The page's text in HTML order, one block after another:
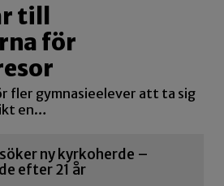
till
för
fler gymnasieelever att ta sig
en…
ny kyrkoherde –
efter 21 år